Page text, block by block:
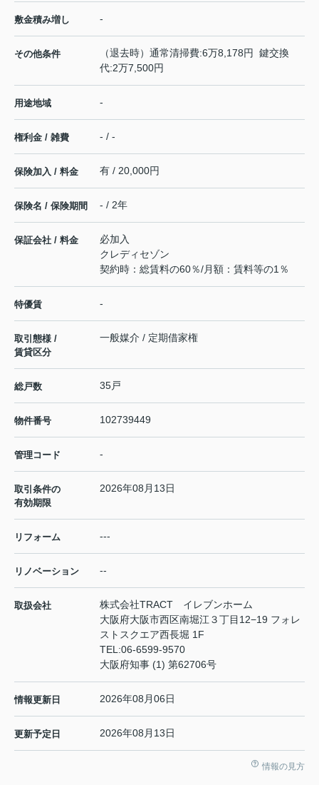
敷金積み増し -
その他条件
（退去時）通常清掃費:6万8,178円 鍵交換
代:2万7,500円
用途地域 -
権利金 / 雑費 - / -
保険加入 / 料金 有 / 20,000円
保険名 / 保険期間 - / 2年
保証会社 / 料金
必加入
クレディセゾン
契約時：総賃料の60％/月額：賃料等の1％
特優賃 -
取引態様 /
賃貸区分
一般媒介 / 定期借家権
総戸数 35戸
物件番号 102739449
管理コード -
取引条件の
有効期限
2026年08月13日
リフォーム ---
リノベーション --
取扱会社
株式会社TRACT イレブンホーム
大阪府大阪市西区南堀江３丁目12−19 フォレ
ストスクエア西長堀 1F
TEL:06-6599-9570
大阪府知事 (1) 第62706号
情報更新日 2026年08月06日
更新予定日 2026年08月13日
情報の見方